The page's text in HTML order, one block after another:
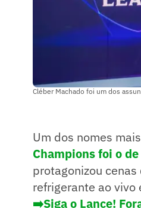
Cléber Machado foi um dos
Um dos nomes
Champions foi o
protagonizou
refrigerante ao vivo
➡️Siga o Lance!